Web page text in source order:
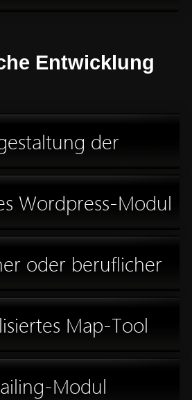
Entwicklung
der
eines
Wordpress-Modul
oder beruflicher
Blog Map-Tool
Modul